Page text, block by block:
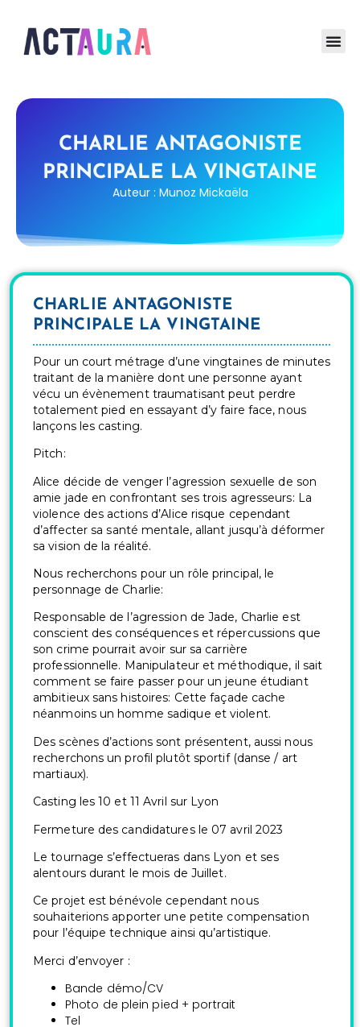
CHARLIE ANTAGONISTE
PRINCIPALE LA VINGTAINE
Auteur : Munoz Mickaëla
CHARLIE ANTAGONISTE
PRINCIPALE LA VINGTAINE
Pour un court métrage d’une vingtaines de minutes
traitant de la manière dont une personne ayant
vécu un évènement traumatisant peut perdre
totalement pied en essayant d’y faire face, nous
lançons les casting.
Pitch:
Alice décide de venger l’agression sexuelle de son
amie jade en confrontant ses trois agresseurs: La
violence des actions d’Alice risque cependant
d’affecter sa santé mentale, allant jusqu’à déformer
sa vision de la réalité.
Nous recherchons pour un rôle principal, le
personnage de Charlie:
Responsable de l’agression de Jade, Charlie est
conscient des conséquences et répercussions que
son crime pourrait avoir sur sa carrière
professionnelle. Manipulateur et méthodique, il sait
comment se faire passer pour un jeune étudiant
ambitieux sans histoires: Cette façade cache
néanmoins un homme sadique et violent.
Des scènes d’actions sont présentent, aussi nous
recherchons un profil plutôt sportif (danse / art
martiaux).
Casting les 10 et 11 Avril sur Lyon
Fermeture des candidatures le 07 avril 2023
Le tournage s’effectueras dans Lyon et ses
alentours durant le mois de Juillet.
Ce projet est bénévole cependant nous
souhaiterions apporter une petite compensation
pour l’équipe technique ainsi qu’artistique.
Merci d’envoyer :
Bande démo/CV
Photo de plein pied + portrait
Tel